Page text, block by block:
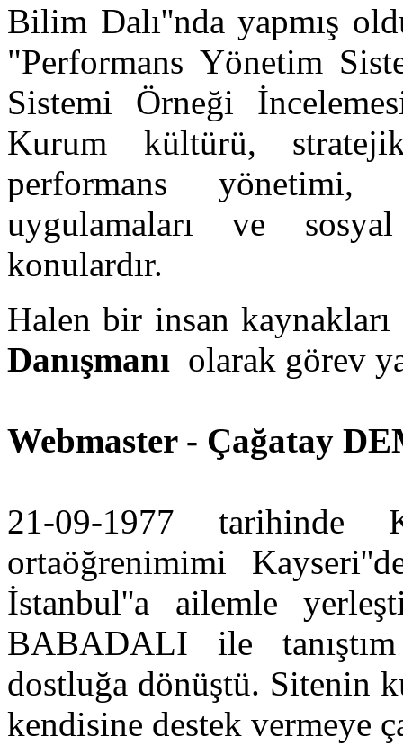
Bilim Dalı''nda yapmış
"Performans Yönetim
Sistemi Örneği
Kurum kültürü,
performans yönetimi,
uygulamaları ve
konulardır.
Halen bir insan kaynakları
Danışmanı olarak görev
Webmaster - Çağatay
21-09-1977 tarihinde
ortaöğrenimimi
İstanbul''a ailemle
BABADALI ile
dostluğa dönüştü. Sitenin
kendisine destek vermeye